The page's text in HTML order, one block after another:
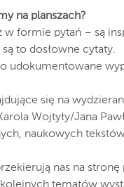
na planszach?
w formie pytań – są
są to dosłowne cytaty.
udokumentowane
się na
Wojtyły/Jana
naukowych
nas na